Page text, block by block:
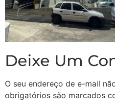
Deixe Um
O seu endereço de e-mail
obrigatórios são marcados